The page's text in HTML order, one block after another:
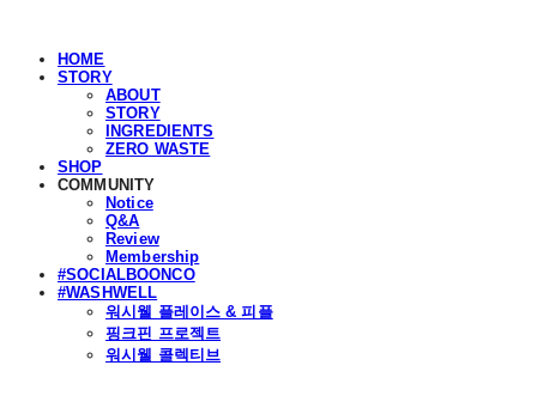
HOME
STORY
ABOUT
STORY
INGREDIENTS
ZERO WASTE
SHOP
COMMUNITY
Notice
Q&A
Review
Membership
#SOCIALBOONCO
#WASHWELL
워시웰 플레이스 & 피플
핑크핀 프로젝트
워시웰 콜렉티브